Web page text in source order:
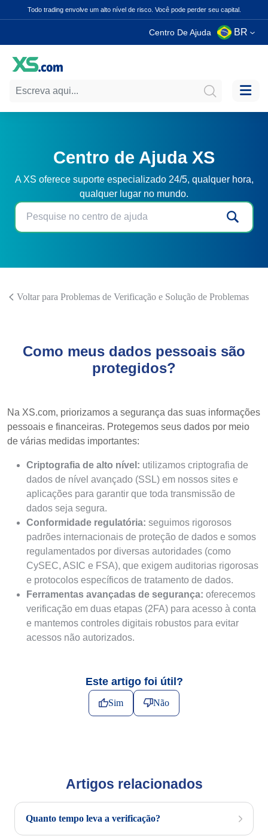
Todo trading envolve um alto nível de risco. Você pode perder seu capital.
Centro De Ajuda BR
Centro de Ajuda XS
A XS oferece suporte especializado 24/5, qualquer hora,
qualquer lugar no mundo.
Voltar para Problemas de Verificação e Solução de Problemas
Como meus dados pessoais são
protegidos?
Na XS.com, priorizamos a segurança das suas informações
pessoais e financeiras. Protegemos seus dados por meio
de várias medidas importantes:
Criptografia de alto nível: utilizamos criptografia de
dados de nível avançado (SSL) em nossos sites e
aplicações para garantir que toda transmissão de
dados seja segura.
Conformidade regulatória: seguimos rigorosos
padrões internacionais de proteção de dados e somos
regulamentados por diversas autoridades (como
CySEC, ASIC e FSA), que exigem auditorias rigorosas
e protocolos específicos de tratamento de dados.
Ferramentas avançadas de segurança: oferecemos
verificação em duas etapas (2FA) para acesso à conta
e mantemos controles digitais robustos para evitar
acessos não autorizados.
Este artigo foi útil?
Sim Não
Artigos relacionados
Quanto tempo leva a verificação?